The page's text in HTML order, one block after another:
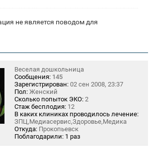
не является поводом для
Веселая дошкольница
Сообщения: 145
Зарегистрирован: 02 сен 2008, 23:37
Пол: Женский
Сколько попыток ЭКО: 2
Стаж бесплодия: 12
В каких клиниках проводилось лечение:
ЗПЦ,Медиасервис,Здоровье,Медика
Откуда: Прокопьевск
Поблагодарили: 1 раз